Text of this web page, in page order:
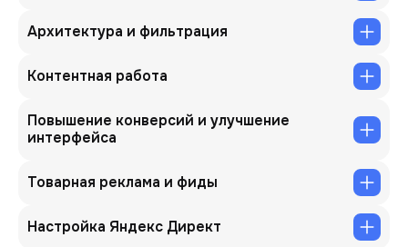
Архитектура и фильтрация
Контентная работа
Повышение конверсий и улучшение
интерфейса
Товарная реклама и фиды
Настройка Яндекс Директ